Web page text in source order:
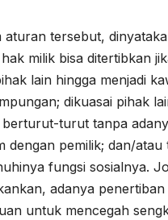
aturan tersebut,
milik bisa ditertibkan
lain hingga menjadi
dikuasai pihak
turut tanpa
dengan pemilik; dan/atau
fungsi sosialnya.
adanya
untuk mencegah